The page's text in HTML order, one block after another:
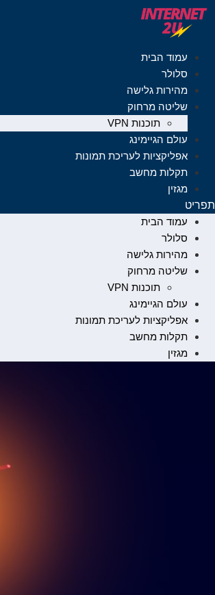
דלג
לתוכן
עמוד הבית
סלולר
מהירות גלישה
שליטה מרחוק
תוכנות VPN
עולם הגיימינג
אפליקציות לעריכת תמונות
תקלות מחשב
מגזין
תפריט
עמוד הבית
סלולר
מהירות גלישה
שליטה מרחוק
תוכנות VPN
עולם הגיימינג
אפליקציות לעריכת תמונות
תקלות מחשב
מגזין